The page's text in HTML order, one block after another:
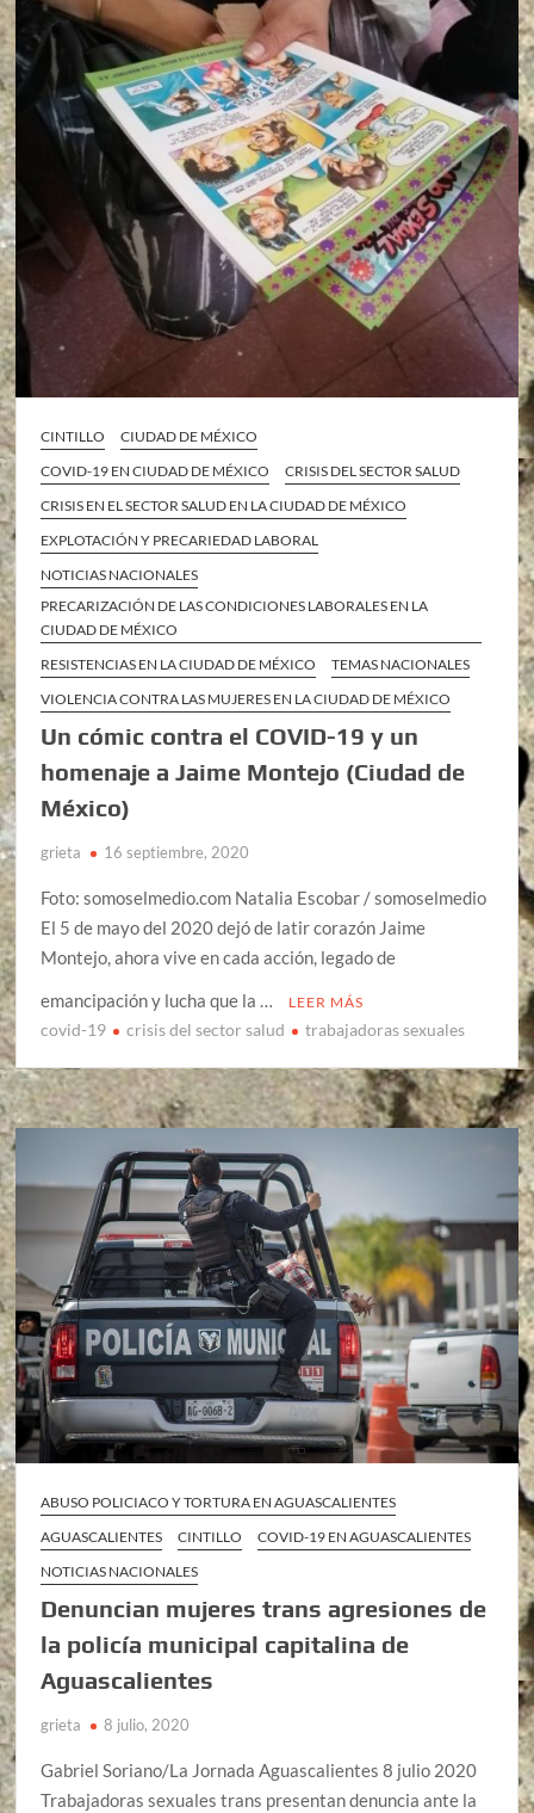
CINTILLO
CIUDAD DE MÉXICO
COVID-19 EN CIUDAD DE MÉXICO
CRISIS DEL SECTOR SALUD
CRISIS EN EL SECTOR SALUD EN LA CIUDAD DE MÉXICO
EXPLOTACIÓN Y PRECARIEDAD LABORAL
NOTICIAS NACIONALES
PRECARIZACIÓN DE LAS CONDICIONES LABORALES EN LA
CIUDAD DE MÉXICO
RESISTENCIAS EN LA CIUDAD DE MÉXICO
TEMAS NACIONALES
VIOLENCIA CONTRA LAS MUJERES EN LA CIUDAD DE MÉXICO
Un cómic contra el COVID-19 y un
homenaje a Jaime Montejo (Ciudad de
México)
grieta 16 septiembre, 2020
Foto: somoselmedio.com Natalia Escobar / somoselmedio
El 5 de mayo del 2020 dejó de latir corazón Jaime
Montejo, ahora vive en cada acción, legado de
emancipación y lucha que la …
LEER MÁS
covid-19 crisis del sector salud trabajadoras sexuales
ABUSO POLICIACO Y TORTURA EN AGUASCALIENTES
AGUASCALIENTES
CINTILLO
COVID-19 EN AGUASCALIENTES
NOTICIAS NACIONALES
Denuncian mujeres trans agresiones de
la policía municipal capitalina de
Aguascalientes
grieta 8 julio, 2020
Gabriel Soriano/La Jornada Aguascalientes 8 julio 2020
Trabajadoras sexuales trans presentan denuncia ante la